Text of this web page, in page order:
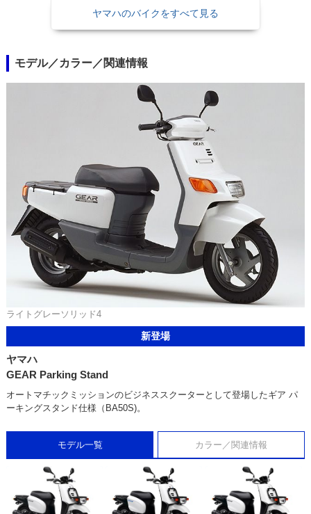
ヤマハのバイクをすべて見る
モデル／カラー／関連情報
ライトグレーソリッド4
新登場
ヤマハ
GEAR Parking Stand
オートマチックミッションのビジネススクーターとして登場したギア パ
ーキングスタンド仕様（BA50S)。
モデル一覧 カラー／関連情報